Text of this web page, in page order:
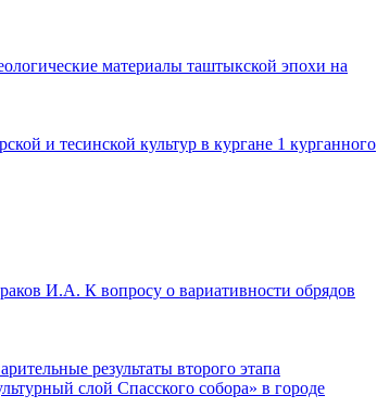
материалы таштыкской эпохи на
и тесинской культур в кургане 1 курганного
И.А. К вопросу о вариативности обрядов
результаты второго этапа
слой Спасского собора» в городе